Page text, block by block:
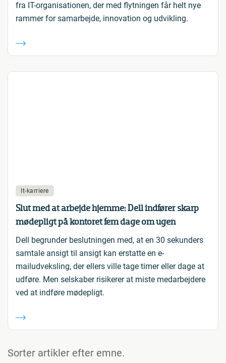
fra IT-organisationen, der med flytningen får helt nye
rammer for samarbejde, innovation og udvikling.
It-karriere
Slut med at arbejde hjemme: Dell indfører skarp
mødepligt på kontoret fem dage om ugen
Dell begrunder beslutningen med, at en 30 sekunders
samtale ansigt til ansigt kan erstatte en e-
mailudveksling, der ellers ville tage timer eller dage at
udføre. Men selskaber risikerer at miste medarbejdere
ved at indføre mødepligt.
Sorter artikler efter emne.